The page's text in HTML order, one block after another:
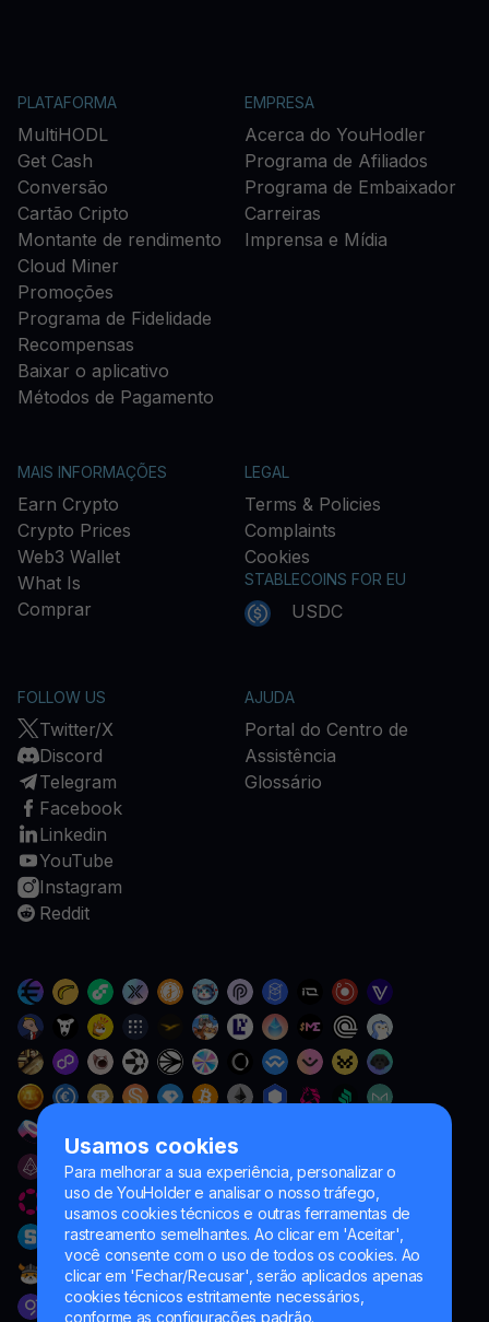
Usamos cookies
Para melhorar a sua experiência, personalizar o
uso de YouHolder e analisar o nosso tráfego,
usamos cookies técnicos e outras ferramentas de
rastreamento semelhantes. Ao clicar em 'Aceitar',
você consente com o uso de todos os cookies. Ao
clicar em 'Fechar/Recusar', serão aplicados apenas
cookies técnicos estritamente necessários,
conforme as configurações padrão.
PLATAFORMA
MultiHODL
Get Cash
Conversão
Cartão Cripto
Montante de rendimento
Cloud Miner
Promoções
Programa de Fidelidade
Recompensas
Baixar o aplicativo
Métodos de Pagamento
EMPRESA
Acerca do YouHodler
Programa de Afiliados
Programa de Embaixador
Carreiras
Imprensa e Mídia
MAIS INFORMAÇÕES
Earn Crypto
Crypto Prices
Web3 Wallet
What Is
Comprar
LEGAL
Terms & Policies
Complaints
Cookies
STABLECOINS FOR EU
USDC
FOLLOW US
Twitter/X
Discord
Telegram
Facebook
Linkedin
YouTube
Instagram
Reddit
AJUDA
Portal do Centro de
Assistência
Glossário